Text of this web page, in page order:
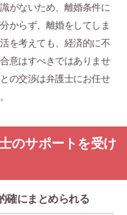
がないため、離婚条件に
からず、離婚をしてしま
を考えても、経済的に不
意はすべきではありませ
の交渉は弁護士にお任せ
のサポートを受け
確にまとめられる